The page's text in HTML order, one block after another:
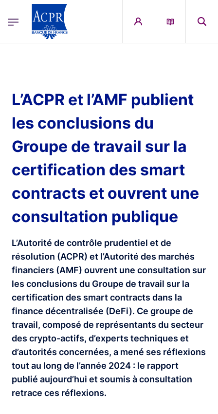
ACPR Menu Principal (French)
L’ACPR et l’AMF publient
les conclusions du
Groupe de travail sur la
certification des smart
contracts et ouvrent une
consultation publique
L’Autorité de contrôle prudentiel et de
résolution (ACPR) et l’Autorité des marchés
financiers (AMF) ouvrent une consultation sur
les conclusions du Groupe de travail sur la
certification des smart contracts dans la
finance décentralisée (DeFi). Ce groupe de
travail, composé de représentants du secteur
des crypto-actifs, d’experts techniques et
d’autorités concernées, a mené ses réflexions
tout au long de l’année 2024 : le rapport
publié aujourd’hui et soumis à consultation
retrace ces réflexions.